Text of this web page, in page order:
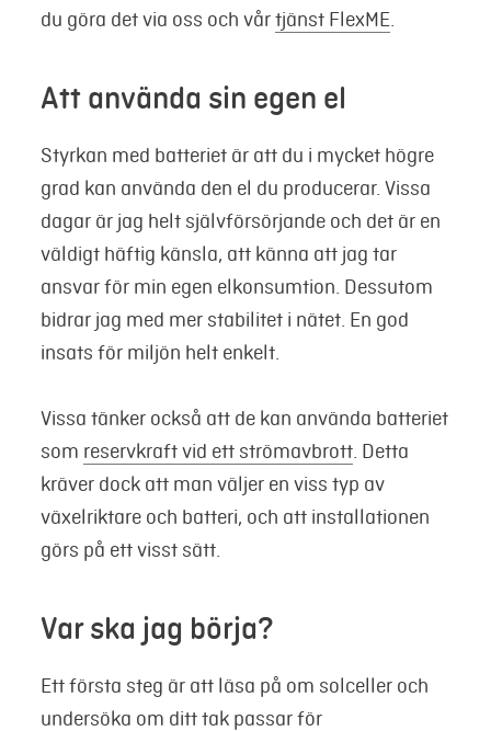
du göra det via oss och vårtjänst FlexME.
Att använda sin egen el
Styrkan med batteriet är att du i mycket högre
grad kan använda den el du producerar. Vissa
dagar är jag helt självförsörjande och det är en
väldigt häftig känsla, att känna att jag tar
ansvar för min egen elkonsumtion. Dessutom
bidrar jag med mer stabilitet i nätet. En god
insats för miljön helt enkelt.
Vissa tänker också att de kan använda batteriet
som reservkraft vid ett strömavbrott. Detta
kräver dock att man väljer en viss typ av
växelriktare och batteri, och att installationen
görs på ett visst sätt.
Var ska jag börja?
Ett första steg är att läsa på om solceller och
undersöka om ditt tak passar för